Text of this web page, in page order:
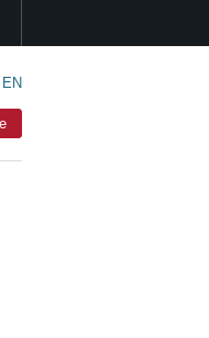
EN